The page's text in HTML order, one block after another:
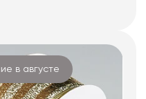
в августе